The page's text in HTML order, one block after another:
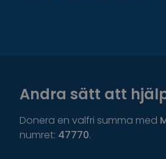
Andra sätt att
Donera en valfri summa med
numret: 47770.